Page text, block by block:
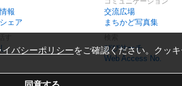
報
ェア
交流広場
まちかど写真集
びびサーチ
Web Access No.
イバシーポリシーをご確認ください。クッ